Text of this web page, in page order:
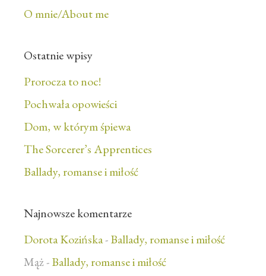
O mnie/About me
Ostatnie wpisy
Prorocza to noc!
Pochwała opowieści
Dom, w którym śpiewa
The Sorcerer’s Apprentices
Ballady, romanse i miłość
Najnowsze komentarze
Dorota Kozińska-Ballady, romanse i miłość
Mąż-Ballady, romanse i miłość